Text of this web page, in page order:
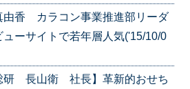
由香 カラコン事業推進部リーダ
ーサイトで若年層人気('15/10/0
研 長山衛 社長】革新的おせち